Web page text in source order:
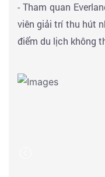
- Tham quan
viên giải trí thu hút
điểm du lịch không
5 khu chủ đề bao
mạo hiểm phong